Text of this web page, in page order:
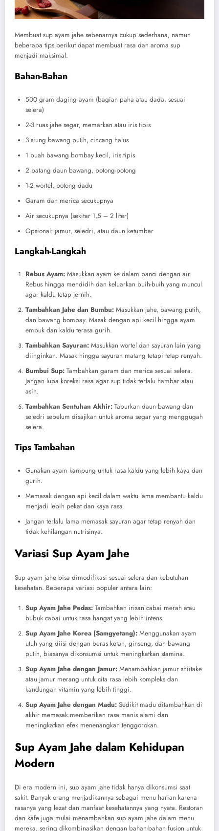
Membuat sup ayam jahe sebenarnya cukup sederhana, namun
beberapa tips berikut dapat membuat rasa dan aroma sup
menjadi maksimal:
Bahan-Bahan
500 gram daging ayam (bagian paha atau dada, sesuai
selera)
2-3 ruas jahe segar, memarkan atau iris tipis
3 siung bawang putih, cincang halus
1 buah bawang bombay kecil, iris tipis
2 batang daun bawang, potong-potong
1-2 wortel, potong dadu
Garam dan merica secukupnya
Air secukupnya (sekitar 1,5 – 2 liter)
Opsional: jamur, seledri, atau daun ketumbar
Langkah-Langkah
Rebus Ayam: Masukkan ayam ke dalam panci dengan air.
Rebus hingga mendidih dan keluarkan buih-buih yang muncul
agar kaldu tetap jernih.
Tambahkan Jahe dan Bumbu: Masukkan jahe, bawang putih,
dan bawang bombay. Masak dengan api kecil hingga ayam
empuk dan kaldu terasa gurih.
Tambahkan Sayuran: Masukkan wortel dan sayuran lain yang
diinginkan. Masak hingga sayuran matang tetapi tetap renyah.
Bumbui Sup: Tambahkan garam dan merica sesuai selera.
Jangan lupa koreksi rasa agar sup tidak terlalu hambar atau
asin.
Tambahkan Sentuhan Akhir: Taburkan daun bawang dan
seledri sebelum disajikan untuk aroma segar yang menggugah
selera.
Tips Tambahan
Gunakan ayam kampung untuk rasa kaldu yang lebih kaya dan
gurih.
Memasak dengan api kecil dalam waktu lama membantu kaldu
menjadi lebih pekat dan kaya rasa.
Jangan terlalu lama memasak sayuran agar tetap renyah dan
tidak kehilangan nutrisinya.
Variasi Sup Ayam Jahe
Sup ayam jahe bisa dimodifikasi sesuai selera dan kebutuhan
kesehatan. Beberapa variasi populer antara lain:
Sup Ayam Jahe Pedas: Tambahkan irisan cabai merah atau
bubuk cabai untuk rasa hangat yang lebih intens.
Sup Ayam Jahe Korea (Samgyetang): Menggunakan ayam
utuh yang diisi dengan beras ketan, ginseng, dan bawang
putih, biasanya dikonsumsi untuk meningkatkan stamina.
Sup Ayam Jahe dengan Jamur: Menambahkan jamur shiitake
atau jamur merang untuk cita rasa lebih kompleks dan
kandungan vitamin yang lebih tinggi.
Sup Ayam Jahe dengan Madu: Sedikit madu ditambahkan di
akhir memasak memberikan rasa manis alami dan
meningkatkan efek menenangkan tenggorokan.
Sup Ayam Jahe dalam Kehidupan
Modern
Di era modern ini, sup ayam jahe tidak hanya dikonsumsi saat
sakit. Banyak orang menjadikannya sebagai menu harian karena
rasanya yang lezat dan manfaat kesehatannya yang nyata. Restoran
dan kafe juga mulai menambahkan sup ayam jahe dalam menu
mereka, sering dikombinasikan dengan bahan-bahan fusion untuk